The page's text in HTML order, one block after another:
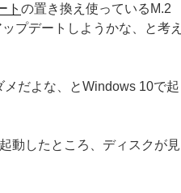
ト の置き換え使っているM.2
プデートしようかな、と考え
だよな、とWindows 10で起
動したところ、ディスクが見